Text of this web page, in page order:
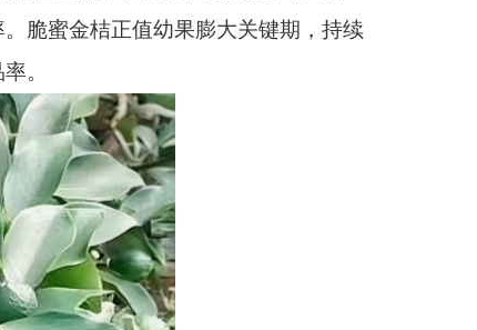
脆蜜金桔正值幼果膨大关键期，持续
。